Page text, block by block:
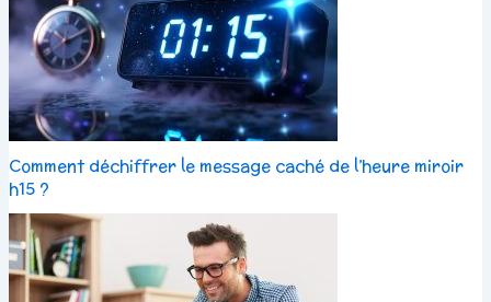
Comment déchiffrer le message caché de l’heure miroir
h15 ?